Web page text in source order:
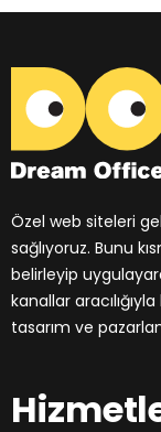
Özel web siteleri
sağlıyoruz. Bunu
belirleyip
kanallar
tasarım ve